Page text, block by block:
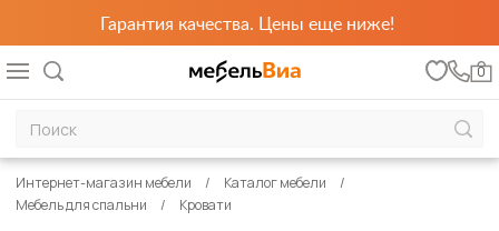
Гарантия качества. Цены еще ниже!
0
Интернет-магазин мебели
Каталог мебели
Мебель для спальни
Кровати